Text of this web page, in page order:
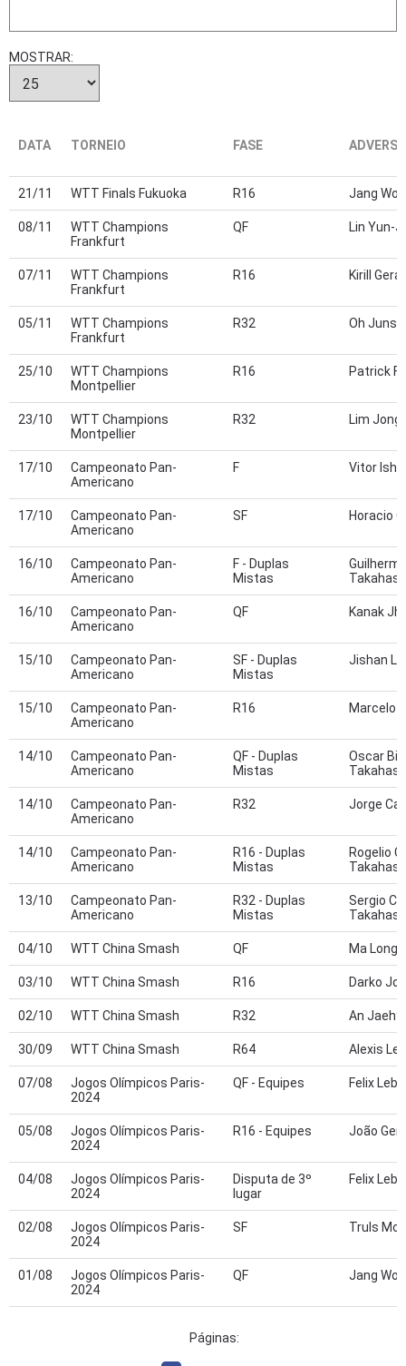
MOSTRAR:
DATA TORNEIO FASE
21/11 WTT Finals Fukuoka R16 Jang
08/11
WTT Champions
Frankfurt
QF Lin Yun-
07/11
WTT Champions
Frankfurt
R16 Kirill
05/11
WTT Champions
Frankfurt
R32 Oh
25/10
WTT Champions
Montpellier
R16 Patrick
23/10
WTT Champions
Montpellier
R32 Lim
17/10
Campeonato Pan-
Americano
F Vitor Ishiy
17/10
Campeonato Pan-
Americano
SF Horacio
16/10
Campeonato Pan-
Americano
F - Duplas
Mistas
16/10
Campeonato Pan-
Americano
QF Kanak
15/10
Campeonato Pan-
Americano
SF - Duplas
Mistas
Jishan
15/10
Campeonato Pan-
Americano
R16 Marcelo
14/10
Campeonato Pan-
Americano
QF - Duplas
Mistas
Oscar
14/10
Campeonato Pan-
Americano
R32 Jorge
14/10
Campeonato Pan-
Americano
R16 - Duplas
Mistas
Rogelio
13/10
Campeonato Pan-
Americano
R32 - Duplas
Mistas
Sergio
04/10 WTT China Smash QF Ma Long
03/10 WTT China Smash R16 Darko
02/10 WTT China Smash R32 An
30/09 WTT China Smash R64 Alexis
07/08
Jogos Olímpicos Paris-
2024
QF - Equipes Felix
05/08
Jogos Olímpicos Paris-
2024
R16 - Equipes João
04/08
Jogos Olímpicos Paris-
2024
Disputa de 3º
lugar
Felix
02/08
Jogos Olímpicos Paris-
2024
SF Truls
01/08
Jogos Olímpicos Paris-
2024
QF Jang
Páginas: